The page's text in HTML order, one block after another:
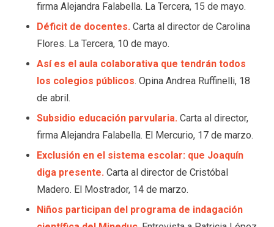
firma Alejandra Falabella. La Tercera, 15 de mayo.
Déficit de docentes. Carta al director de Carolina
Flores. La Tercera, 10 de mayo.
Así es el aula colaborativa que tendrán todos
los colegios públicos. Opina Andrea Ruffinelli, 18
de abril.
Subsidio educación parvularia. Carta al director,
firma Alejandra Falabella. El Mercurio, 17 de marzo.
Exclusión en el sistema escolar: que Joaquín
diga presente. Carta al director de Cristóbal
Madero. El Mostrador, 14 de marzo.
Niños participan del programa de indagación